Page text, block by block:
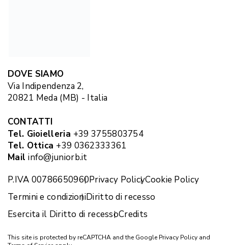
DOVE SIAMO
Via Indipendenza 2,
20821 Meda (MB) - Italia
CONTATTI
Tel. Gioielleria +39 3755803754
Tel. Ottica +39 0362333361
Mail info@juniorb.it
P.IVA 00786650960Privacy PolicyCookie Policy
Termini e condizioniDiritto di recesso
Esercita il Diritto di recessoCredits
This site is protected by reCAPTCHA and the Google Privacy Policy and